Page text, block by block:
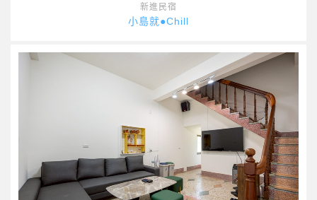
新進民宿
小島就●Chill